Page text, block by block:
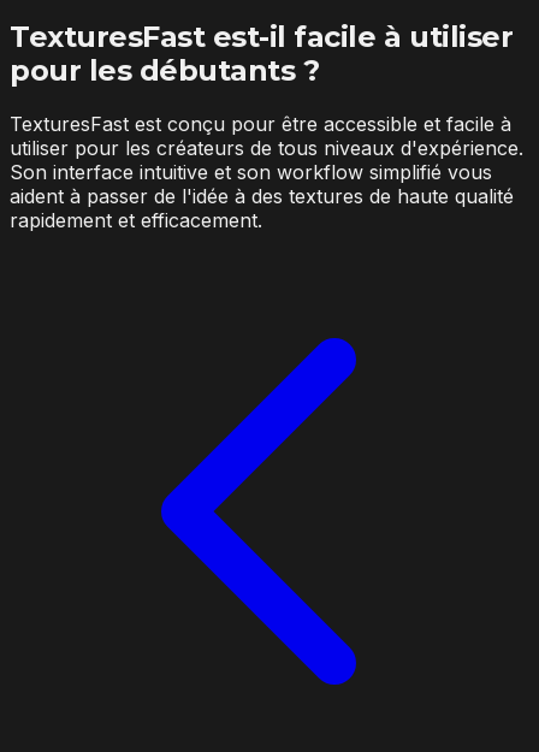
TexturesFast est-il facile à utiliser
pour les débutants ?
TexturesFast est conçu pour être accessible et facile à
utiliser pour les créateurs de tous niveaux d'expérience.
Son interface intuitive et son workflow simplifié vous
aident à passer de l'idée à des textures de haute qualité
rapidement et efficacement.